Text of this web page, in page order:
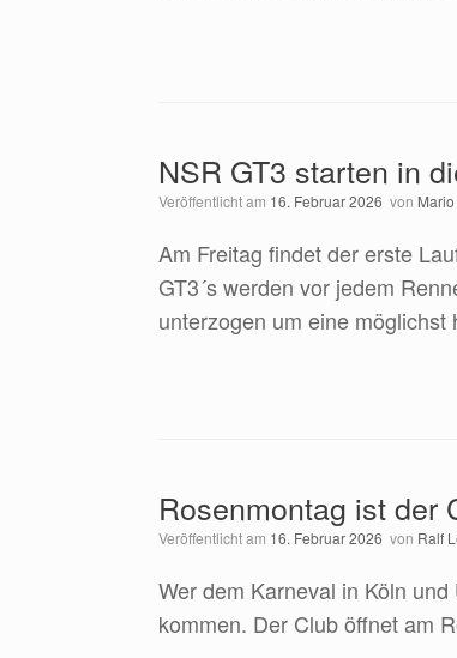
NSR GT3 starten in
Veröffentlicht am 16. Februar 2026 von
Am Freitag findet der erste
GT3´s werden vor jedem
unterzogen um eine
Rosenmontag ist der
Veröffentlicht am 16. Februar 2026 von Ralf
Wer dem Karneval in Köln
kommen. Der Club öffnet am